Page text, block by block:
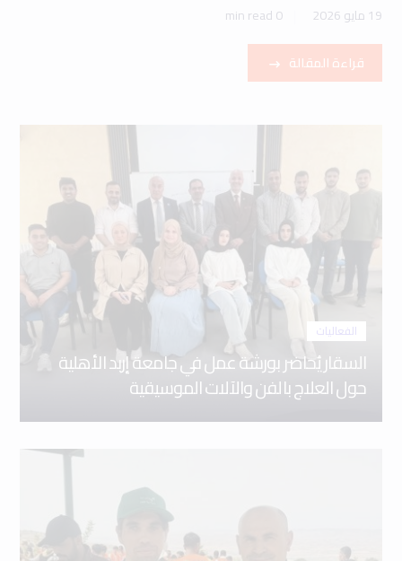
19 مايو 2026 0 min read
قراءة المقالة
الفعاليات
السقار يُحاضر بورشة عمل في جامعة إربد الأهلية
حول العلاج بالفن والآلات الموسيقية